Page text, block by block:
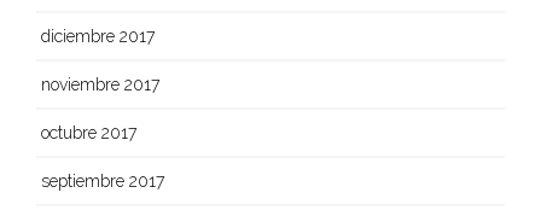
diciembre 2017
noviembre 2017
octubre 2017
septiembre 2017